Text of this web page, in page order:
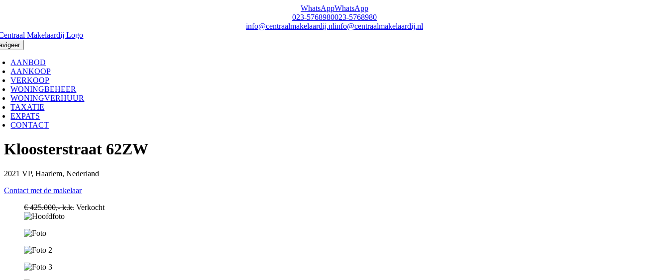
WhatsAppWhatsApp
023-5768980023-5768980
info@centraalmakelaardij.nlinfo@centraalmakelaardij.nl
AANBOD
AANKOOP
VERKOOP
WONINGBEHEER
WONINGVERHUUR
TAXATIE
EXPATS
CONTACT
Kloosterstraat 62ZW
2021 VP, Haarlem, Nederland
Contact met de makelaar
€ 425.000,- k.k. Verkocht